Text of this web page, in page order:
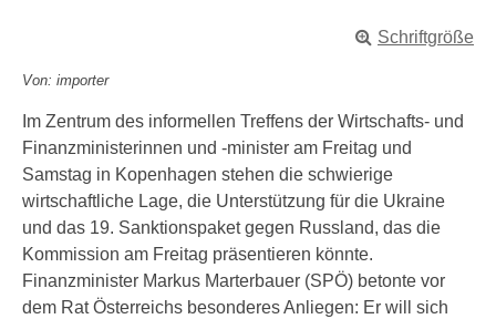
Schriftgröße
Von: importer
Im Zentrum des informellen Treffens der Wirtschafts- und
Finanzministerinnen und -minister am Freitag und
Samstag in Kopenhagen stehen die schwierige
wirtschaftliche Lage, die Unterstützung für die Ukraine
und das 19. Sanktionspaket gegen Russland, das die
Kommission am Freitag präsentieren könnte.
Finanzminister Markus Marterbauer (SPÖ) betonte vor
dem Rat Österreichs besonderes Anliegen: Er will sich